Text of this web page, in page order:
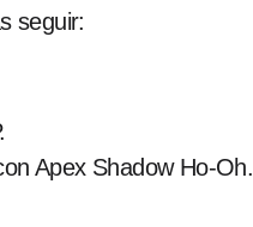
seguir:
Apex Shadow Ho-Oh.